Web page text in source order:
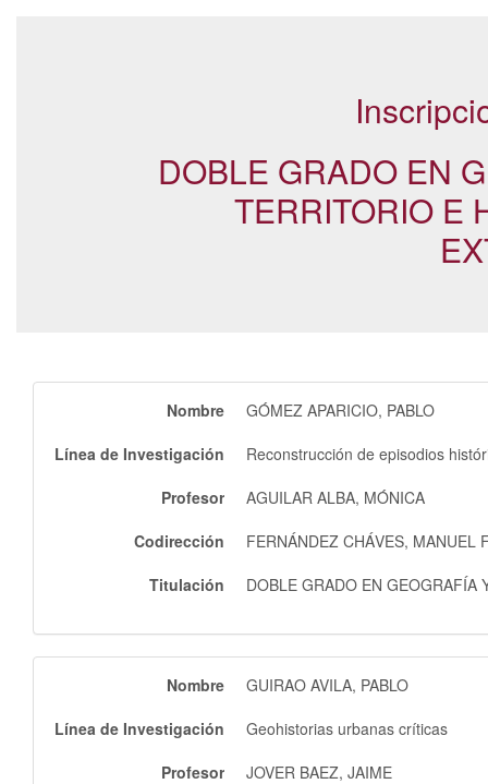
DOBLE GRADO EN
TERRITORIO E
Nombre
GÓMEZ APARICIO, PABLO
Línea de Investigación
Reconstrucción de episodios
Profesor
AGUILAR ALBA, MÓNICA
Codirección
FERNÁNDEZ CHÁVES, MANUEL
Titulación
DOBLE GRADO EN GEOGRAFÍA
Nombre
GUIRAO AVILA, PABLO
Línea de Investigación
Geohistorias urbanas críticas
Profesor
JOVER BAEZ, JAIME